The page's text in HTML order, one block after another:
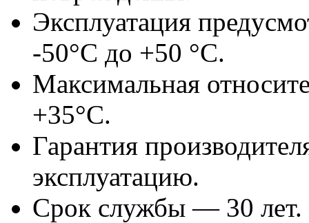
Эксплуатация
-50°С до +50 °С.
Максимальная
+35°С.
Гарантия
эксплуатацию.
Срок службы — 30 лет.